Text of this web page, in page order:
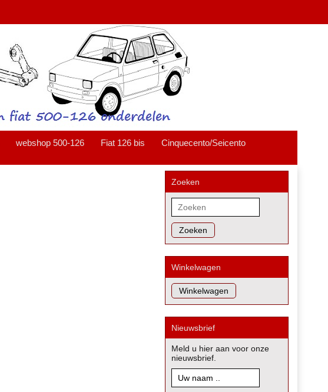
webshop 500-126 Fiat 126 bis
Cinquecento/Seicento
Zoeken
Zoeken
Winkelwagen
Nieuwsbrief
Meld u hier aan voor onze
nieuwsbrief.